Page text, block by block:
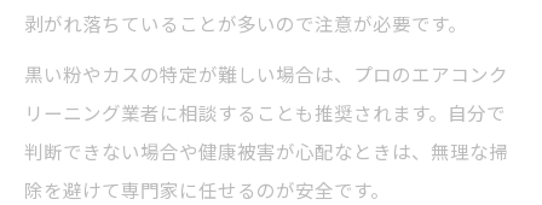
剥がれ落ちていることが多いので注意が必要です。
黒い粉やカスの特定が難しい場合は、プロのエアコンク
リーニング業者に相談することも推奨されます。自分で
判断できない場合や健康被害が心配なときは、無理な掃
除を避けて専門家に任せるのが安全です。